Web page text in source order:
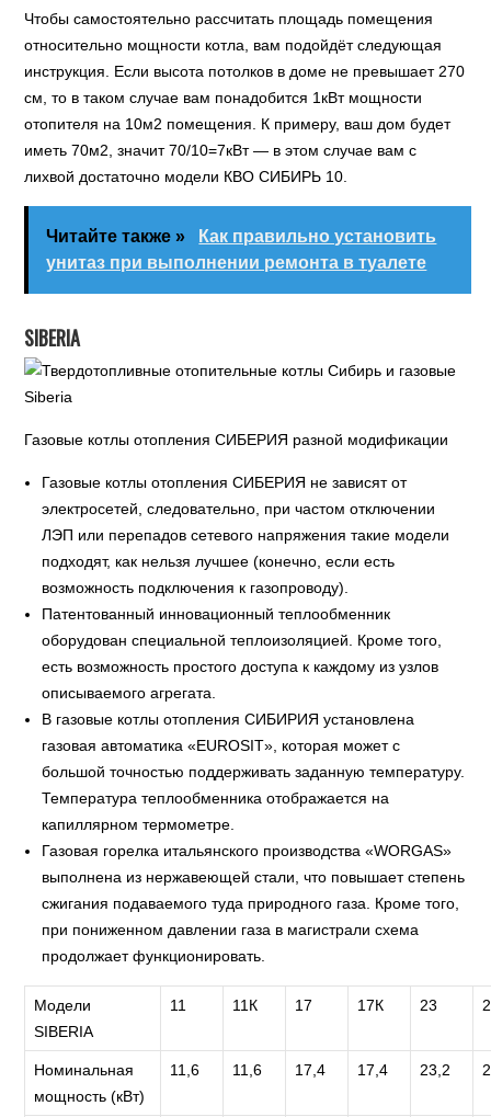
Чтобы самостоятельно рассчитать площадь помещения
относительно мощности котла, вам подойдёт следующая
инструкция. Если высота потолков в доме не превышает 270
см, то в таком случае вам понадобится 1кВт мощности
отопителя на 10м2 помещения. К примеру, ваш дом будет
иметь 70м2, значит 70/10=7кВт — в этом случае вам с
лихвой достаточно модели КВО СИБИРЬ 10.
Читайте также »
Как правильно установить
унитаз при выполнении ремонта в туалете
SIBERIA
Газовые котлы отопления СИБЕРИЯ разной модификации
Газовые котлы отопления СИБЕРИЯ не зависят от
электросетей, следовательно, при частом отключении
ЛЭП или перепадов сетевого напряжения такие модели
подходят, как нельзя лучшее (конечно, если есть
возможность подключения к газопроводу).
Патентованный инновационный теплообменник
оборудован специальной теплоизоляцией. Кроме того,
есть возможность простого доступа к каждому из узлов
описываемого агрегата.
В газовые котлы отопления СИБИРИЯ установлена
газовая автоматика «EUROSIT», которая может с
большой точностью поддерживать заданную температуру.
Температура теплообменника отображается на
капиллярном термометре.
Газовая горелка итальянского производства «WORGAS»
выполнена из нержавеющей стали, что повышает степень
сжигания подаваемого туда природного газа. Кроме того,
при пониженном давлении газа в магистрали схема
продолжает функционировать.
Модели
SIBERIA
11 11К 17 17К 23
Номинальная
мощность (кВт)
11,6 11,6 17,4 17,4 23,2